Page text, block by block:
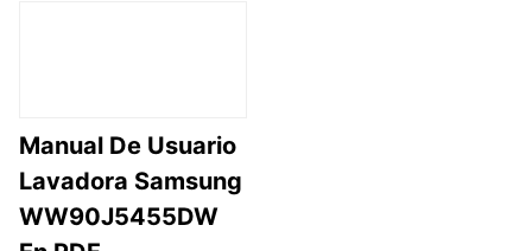
Manual De Usuario
Lavadora Samsung
WW90J5455DW